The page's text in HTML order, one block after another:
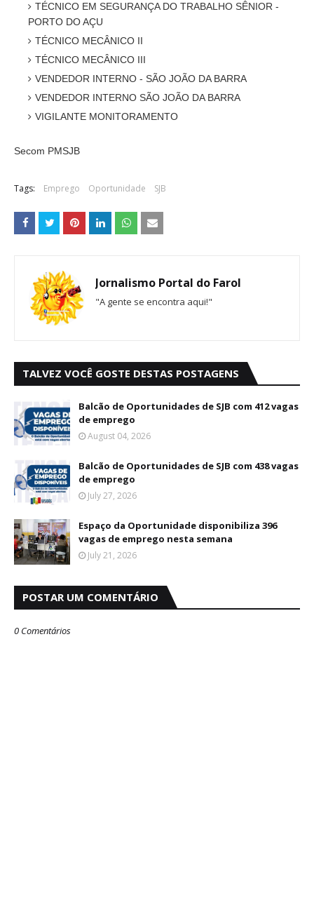
TÉCNICO EM SEGURANÇA DO TRABALHO SÊNIOR -
PORTO DO AÇU
TÉCNICO MECÂNICO II
TÉCNICO MECÂNICO III
VENDEDOR INTERNO - SÃO JOÃO DA BARRA
VENDEDOR INTERNO SÃO JOÃO DA BARRA
VIGILANTE MONITORAMENTO
Secom PMSJB
Tags: Emprego Oportunidade SJB
Jornalismo Portal do Farol
"A gente se encontra aqui!"
TALVEZ VOCÊ GOSTE DESTAS POSTAGENS
Balcão de Oportunidades de SJB com 412 vagas
de emprego
August 04, 2026
Balcão de Oportunidades de SJB com 438 vagas
de emprego
July 27, 2026
Espaço da Oportunidade disponibiliza 396
vagas de emprego nesta semana
July 21, 2026
POSTAR UM COMENTÁRIO
0 Comentários